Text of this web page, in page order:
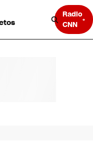
Radio
CNN